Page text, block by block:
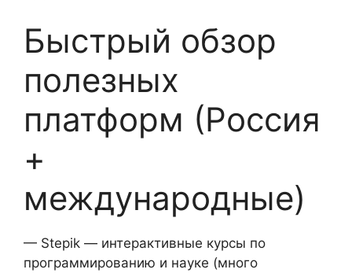
Быстрый обзор
полезных
платформ (Россия
+
международные)
— Stepik — интерактивные курсы по
программированию и науке (много